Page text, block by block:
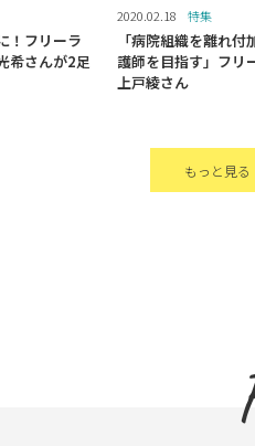
！フリーラ
希さんが2足
2020.02.18 特集
「病院組織を離れ
護師を目指す」フリ
上戸綾さん
もっと見る